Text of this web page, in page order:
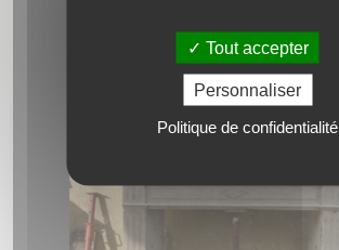
Tout accepter
Personnaliser
Politique de confidentialité